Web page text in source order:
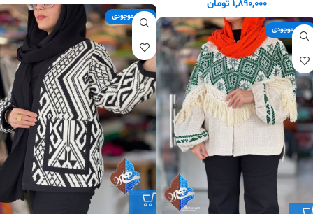
1,890,000 تومان
اتمام موجودی
اتمام موجودی